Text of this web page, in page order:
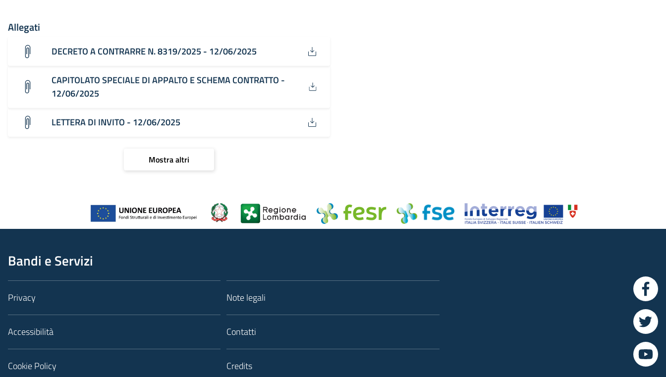
Allegati
DECRETO A CONTRARRE N. 8319/2025 - 12/06/2025
CAPITOLATO SPECIALE DI APPALTO E SCHEMA CONTRATTO -
12/06/2025
LETTERA DI INVITO - 12/06/2025
Mostra altri
Bandi e Servizi
Privacy
Accessibilità
Cookie Policy
Note legali
Contatti
Credits